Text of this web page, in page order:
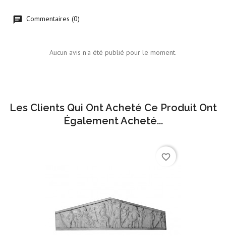
Commentaires (0)
Aucun avis n'a été publié pour le moment.
Les Clients Qui Ont Acheté Ce Produit Ont
Également Acheté...
favorite_border